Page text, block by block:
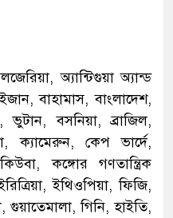
অ্যান্টিগুয়া অ্যান্ড
বাহামাস, বাংলাদেশ,
ভুটান, বসনিয়া, ব্রাজিল,
ক্যামেরুন, কেপ ভার্দে,
কঙ্গোর গণতান্ত্রিক
ইথিওপিয়া, ফিজি,
গুয়াতেমালা, গিনি, হাইতি,